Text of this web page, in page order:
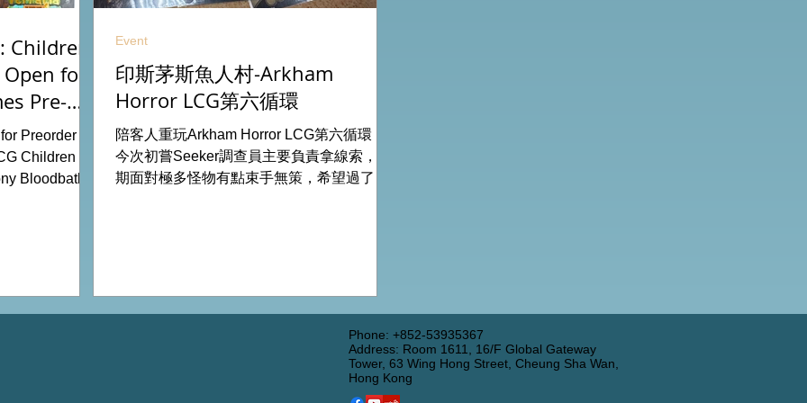
for
Pre-
Preorder for
Children Of
Bloodbath
shop
印斯茅斯魚人村-Arkham
Horror LCG第六循環
陪客人重玩Arkham Horror LCG第六循環，
今次初嘗Seeker調查員主要負責拿線索，初
期面對極多怪物有點束手無策，希望過了三
Event
Phone: +852-53935367
Address: Room 1611, 16/F Global Gateway
Tower, 63 Wing Hong Street, Cheung Sha Wan,
Hong Kong